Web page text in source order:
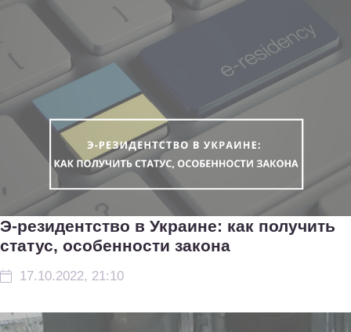
Э-резидентство в Украине: как получить
статус, особенности закона
17.10.2022, 21:10